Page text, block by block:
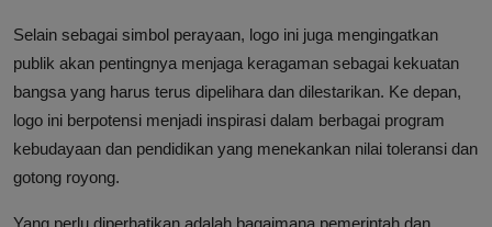
Selain sebagai simbol perayaan, logo ini juga mengingatkan
publik akan pentingnya menjaga keragaman sebagai kekuatan
bangsa yang harus terus dipelihara dan dilestarikan. Ke depan,
logo ini berpotensi menjadi inspirasi dalam berbagai program
kebudayaan dan pendidikan yang menekankan nilai toleransi dan
gotong royong.